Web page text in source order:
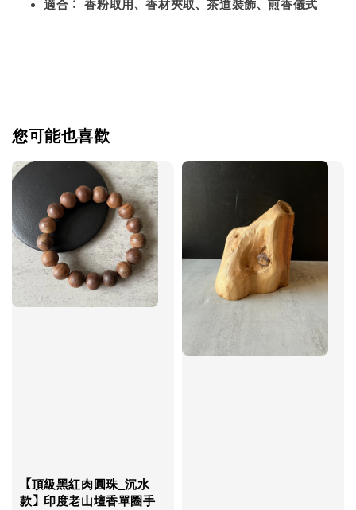
適合： 香粉取用、香材夾取、茶道裝飾、煎香儀式
您可能也喜歡
【頂級黑紅肉圓珠_沉水
款】印度老山壇香單圈手